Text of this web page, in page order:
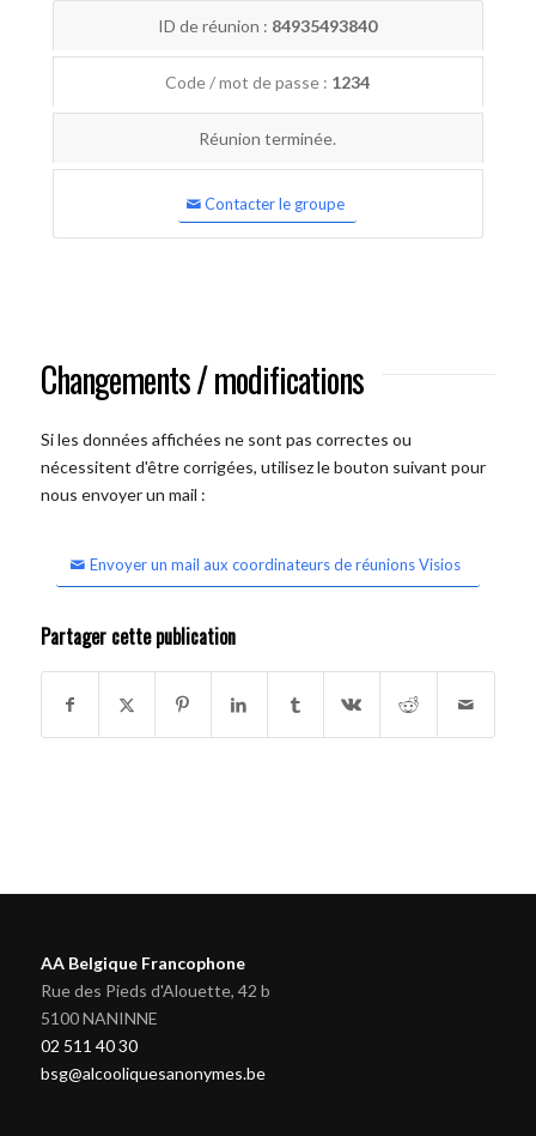
ID de réunion : 84935493840
Code / mot de passe : 1234
Réunion terminée.
Contacter le groupe
Changements / modifications
Si les données affichées ne sont pas correctes ou
nécessitent d'être corrigées, utilisez le bouton suivant pour
nous envoyer un mail :
Envoyer un mail aux coordinateurs de réunions Visios
Partager cette publication
AA Belgique Francophone
Rue des Pieds d'Alouette, 42 b
5100 NANINNE
02 511 40 30
bsg@alcooliquesanonymes.be